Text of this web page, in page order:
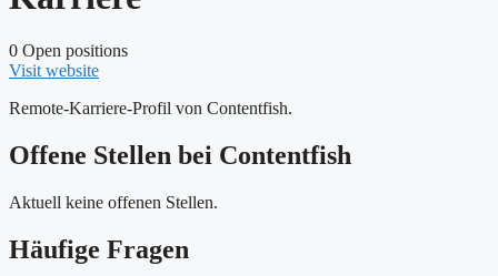
0 Open positions
Visit website
Remote-Karriere-Profil von Contentfish.
Offene Stellen bei Contentfish
Aktuell keine offenen Stellen.
Häufige Fragen